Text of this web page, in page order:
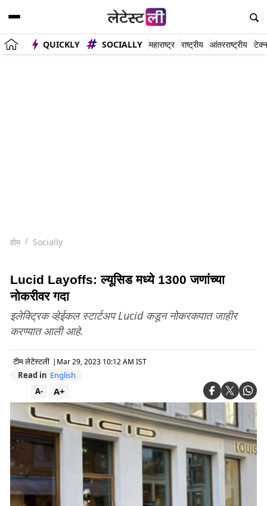
QUICKLY SOCIALLY महाराष्ट्र राष्ट्रीय आंतरराष्ट्रीय
होम Socially
Lucid Layoffs: ल्यूसिड मध्ये 1300 जणांच्या
नोकरीवर गदा
इलेक्ट्रिक व्हेईकल स्टार्टअप Lucid कडून नोकरकपात जाहीर
करण्यात आली आहे.
टीम लेटेस्टली | Mar 29, 2023 10:12 AM IST
Read in English
A+
A-